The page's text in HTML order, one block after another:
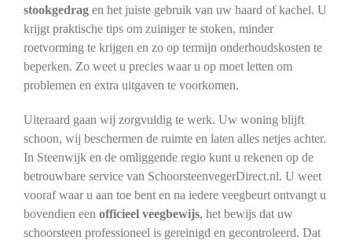
stookgedragen het juiste gebruik van uw haard of kachel. U
krijgt praktische tips om zuiniger te stoken, minder
roetvorming te krijgen en zo op termijn onderhoudskosten te
beperken. Zo weet u precies waar u op moet letten om
problemen en extra uitgaven te voorkomen.
Uiteraard gaan wij zorgvuldig te werk. Uw woning blijft
schoon, wij beschermen de ruimte en laten alles netjes achter.
In Steenwijk en de omliggende regio kunt u rekenen op de
betrouwbare service van SchoorsteenvegerDirect.nl. U weet
vooraf waar u aan toe bent en na iedere veegbeurt ontvangt u
bovendien een officieel veegbewijs, het bewijs dat uw
schoorsteen professioneel is gereinigd en gecontroleerd. Dat